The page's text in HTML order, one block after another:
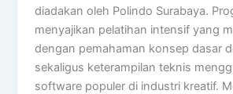
diadakan oleh Polindo Surabaya.
menyajikan pelatihan intensif yang
dengan pemahaman konsep dasar
sekaligus keterampilan teknis
software populer di industri kreatif.